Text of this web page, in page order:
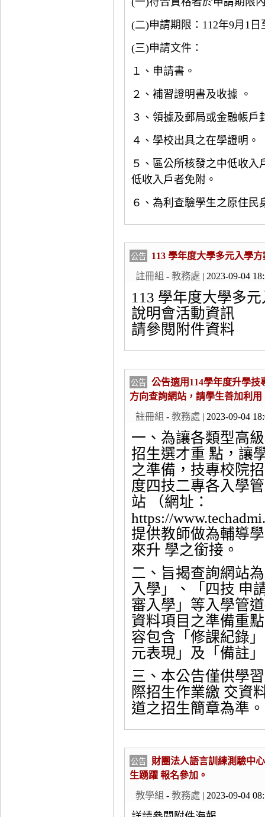
(二)申請期限：112年9月1日
(三)申請文件：
１、申請書。
２、補習證明書及收據 。
３、領據及郵局或金融帳戶
４、學校出具之在學證明。
５、區公所核發之中低收
低收入戶者免附。
６、為利查驗學生之原住
公告 113 學年度大學多元入學
註冊組 - 教務處 | 2023-09-04
113 學年度大學多
說明會活動資訊
請參閱附件資料
公告 公告適用114學年度升學
方向查詢網站，請學生善加利用
註冊組 - 教務處 | 2023-09-04
一、為讓各類型高
招生選才重 點，讓
之準備，技專校院
度四技二專各入學
站 （網址：
https://
提供教師做為輔導
來升 學之銜接。
二、旨揭查詢網站
入學」、「四技 申
審入學」等入學管
資料項目之準備重
容包含「修課紀錄
元表現」及「備註
三、本公告僅供學
際招生作業繳 交資
道之招生簡章為準。
公告
財團法人語言訓練測驗中
生踴躍 報名參加。
教學組 - 教務處 | 2023-09-04